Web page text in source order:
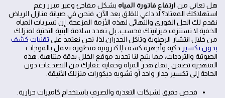
هل تعاني من ارتفاع فاتورة المياه بشكل مفاجئ وغير مبرر رغم
استهلاكك المعتاد؟ لا داعي للقلق بعد الآن، فنحن في صيانة منازل الرياض
نقدم لك الحل الفوري والنهائي لهذه الأزمة المزعجة. إن تسربات المياه
الخفية لا تستنزف ميزانيتك فحسب، بل تهدد سلامة البنية التحتية لمنزلك
من خلال انتشار الرطوبة وتآكل الجدران.لذا، نحن نعتمد على تقنيات كشف
بدون تكسير ذكية وأجهزة كشف إلكترونية متطورة تعمل بالموجات
الصوتية والترددات، مما يتيح لنا تحديد موقع الخلل بدقة متناهية. هذه
المنهجية تضمن إنهاء هدر المياه وحماية عقارك من التصدعات دون
الحاجة إلى تكسير جدار واحد أو تشويه ديكورات منزلك الأنيقة.
فحص دقيق لشبكات التغذية والصرف باستخدام كاميرات حرارية.